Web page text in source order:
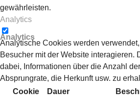
gewährleisten.
Analytics
Analytics
Analytische Cookies werden
Besucher mit der Website interagieren.
dabei, Informationen über die Anzahl
Absprungrate, die Herkunft usw. zu
Cookie
Dauer